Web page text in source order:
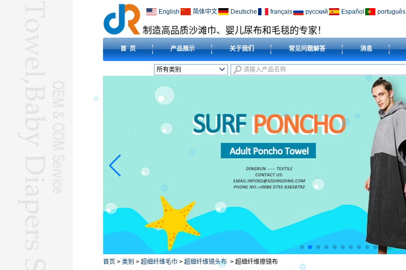
制造高品质沙滩巾、婴儿尿布和毛毯的专家！
English 简体中文 Deutsche français русский Español português
首 页 产品展示 关于我们 常见问题解答 消息
所有类别
婴儿尿布L
毛毯L
朝拜巾L
瑜伽毛巾L
浴衣L
库存毛巾L
其他毛巾L
首页 > 类别 > 超细纤维毛巾 > 超细纤维镜头布 > 超细纤维擦镜布